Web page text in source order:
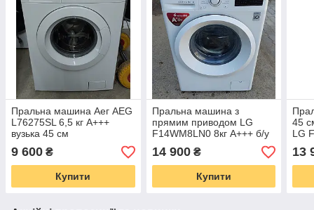
Пральна машина Аег AEG
L76275SL 6,5 кг А+++
вузька 45 см
9 600 ₴
Купити
Пральна машина з
прямим приводом LG
F14WM8LN0 8кг А+++ б/у
14 900₴
Купити
45
LG
13